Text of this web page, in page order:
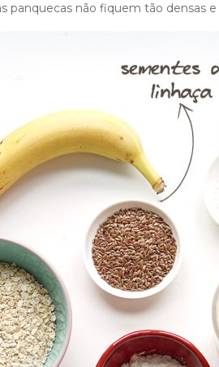
panquecas não fiquem tão densas